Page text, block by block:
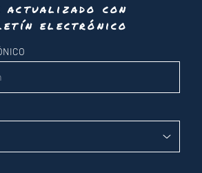
actualizado con
electrónico